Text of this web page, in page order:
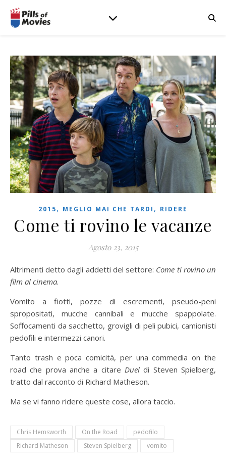
2015, MEGLIO MAI CHE TARDI , RIDERE
Come ti rovino le vacanze
Agosto 23, 2015
Altrimenti detto dagli addetti del settore: Come ti rovino un
film al cinema.
Vomito a fiotti, pozze di escrementi, pseudo-peni
spropositati, mucche cannibali e mucche spappolate.
Soffocamenti da sacchetto, grovigli di peli pubici, camionisti
pedofili e intermezzi canori.
Tanto trash e poca comicità, per una commedia on the
road che prova anche a citare Duel di Steven Spielberg,
tratto dal racconto di Richard Matheson.
Ma se vi fanno ridere queste cose, allora taccio.
Chris Hemsworth On the Road
pedofilo
Richard Matheson
Steven Spielberg vomito